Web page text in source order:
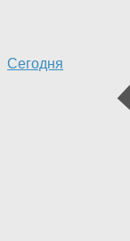
Сегодня